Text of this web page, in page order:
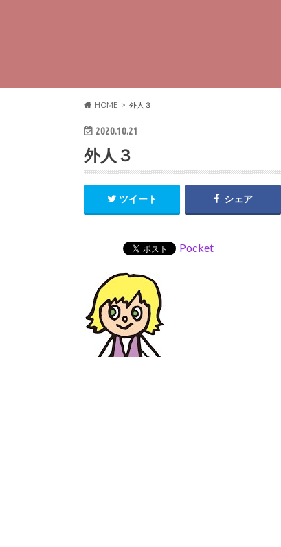
HOME 外人３
2020.10.21
外人３
ツイート シェア
Pocket